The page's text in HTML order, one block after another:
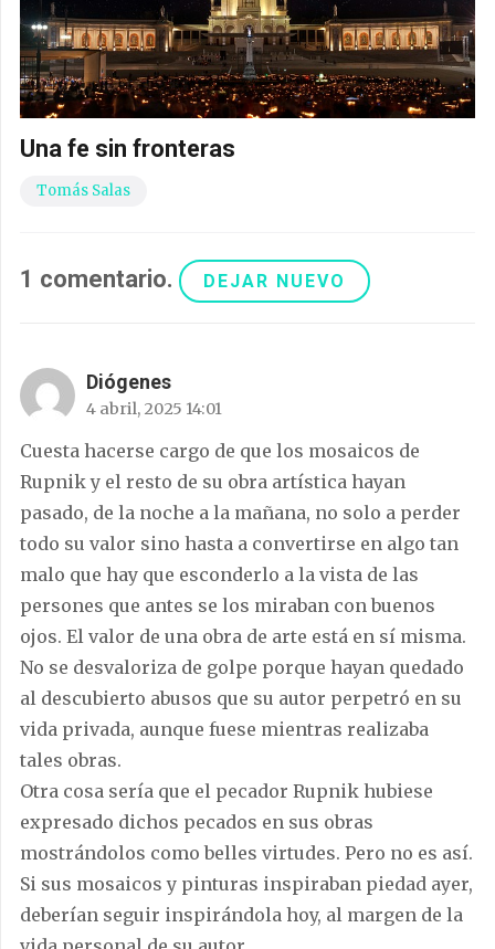
Una fe sin fronteras
Tomás Salas
1 comentario. DEJAR NUEVO
Diógenes
4 abril, 2025 14:01
Cuesta hacerse cargo de que los mosaicos de
Rupnik y el resto de su obra artística hayan
pasado, de la noche a la mañana, no solo a perder
todo su valor sino hasta a convertirse en algo tan
malo que hay que esconderlo a la vista de las
persones que antes se los miraban con buenos
ojos. El valor de una obra de arte está en sí misma.
No se desvaloriza de golpe porque hayan quedado
al descubierto abusos que su autor perpetró en su
vida privada, aunque fuese mientras realizaba
tales obras.
Otra cosa sería que el pecador Rupnik hubiese
expresado dichos pecados en sus obras
mostrándolos como belles virtudes. Pero no es así.
Si sus mosaicos y pinturas inspiraban piedad ayer,
deberían seguir inspirándola hoy, al margen de la